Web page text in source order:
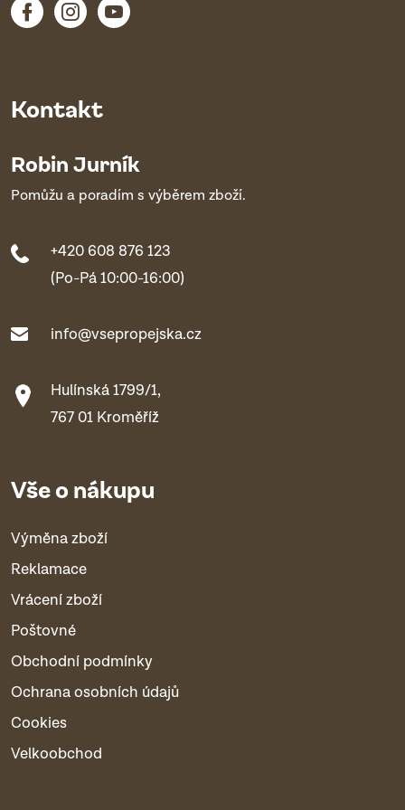
Kontakt
Robin Jurník
Pomůžu a poradím s výběrem zboží.
+420 608 876 123
(Po-Pá 10:00-16:00)
info@vsepropejska.cz
Hulínská 1799/1,
767 01 Kroměříž
Vše o nákupu
Výměna zboží
Reklamace
Vrácení zboží
Poštovné
Obchodní podmínky
Ochrana osobních údajů
Cookies
Velkoobchod